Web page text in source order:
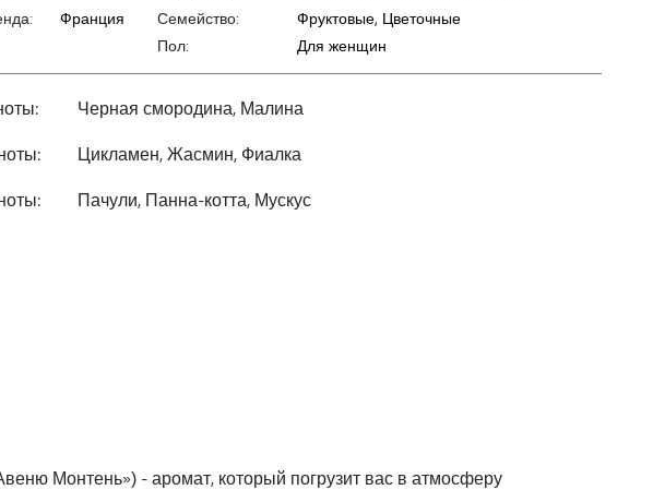
Франция
Семейство:
Фруктовые, Цветочные
Пол:
Для женщин
Черная смородина, Малина
Цикламен, Жасмин, Фиалка
Пачули, Панна-котта, Мускус
Монтень») - аромат, который погрузит вас в атмосферу